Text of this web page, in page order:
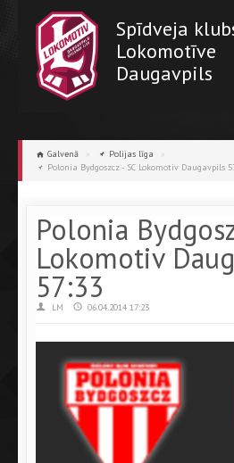
Spīdveja
Lokomotīve
Daugavpils
Galvenā » Polijas līga
»
Polonia Bydgoszcz - SC Lokomotiv Daugavpils
Polonia
Lokomotiv
57:33
LM 06.04.2014 17:23